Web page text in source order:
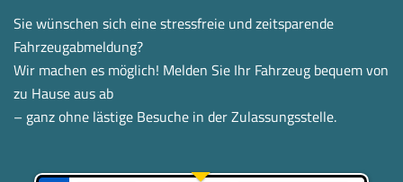
Sie wünschen sich eine stressfreie und zeitsparende
Fahrzeugabmeldung?
Wir machen es möglich! Melden Sie Ihr Fahrzeug bequem von
zu Hause aus ab
– ganz ohne lästige Besuche in der Zulassungsstelle.